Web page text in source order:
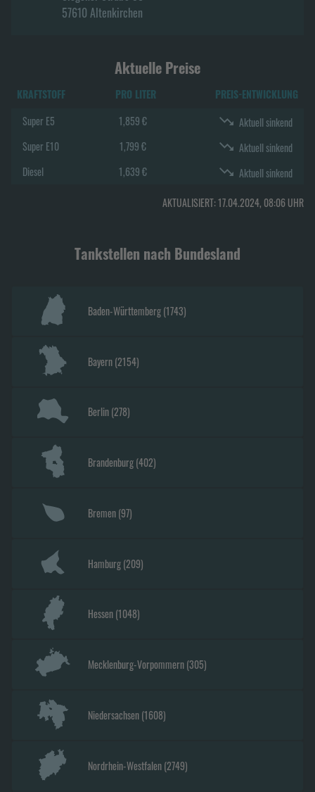
57610 Altenkirchen
Aktuelle Preise
KRAFTSTOFF PRO LITER
PREIS-ENTWICKLUNG
Super E5
1,859 €
Aktuell sinkend
Super E10
1,799 €
Aktuell sinkend
Diesel
1,639 €
Aktuell sinkend
AKTUALISIERT:17.04.2024, 08:06UHR
Tankstellen nach Bundesland
Baden-Württemberg(1743)
Bayern(2154)
Berlin(278)
Brandenburg(402)
Bremen(97)
Hamburg(209)
Hessen(1048)
Mecklenburg-Vorpommern(305)
Niedersachsen(1608)
Nordrhein-Westfalen(2749)